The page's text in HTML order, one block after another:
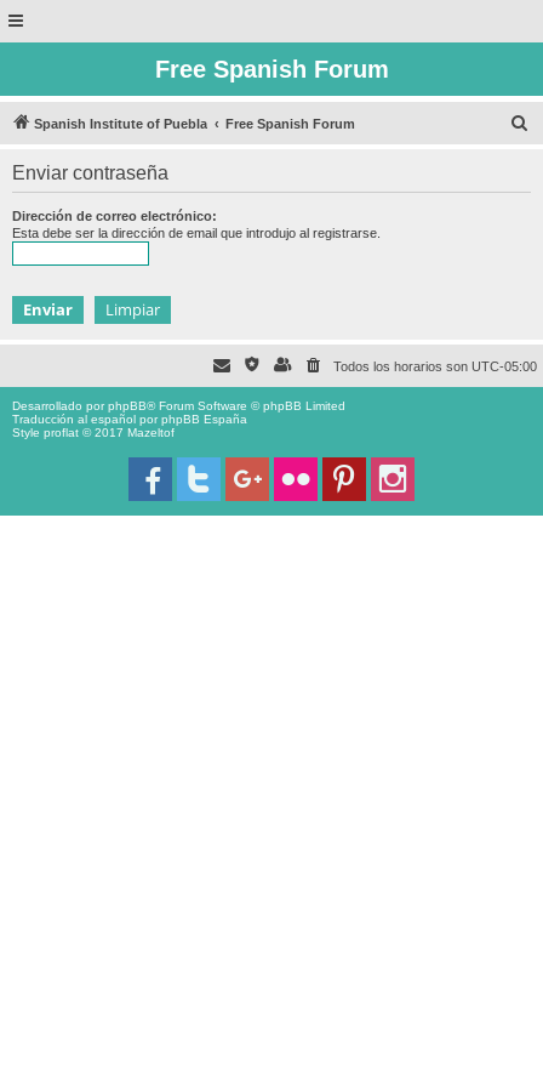
Free Spanish Forum
Spanish Institute of Puebla Free Spanish Forum
Enviar contraseña
Dirección de correo electrónico:
Esta debe ser la dirección de email que introdujo al registrarse.
Todos los horarios son UTC-05:00
Desarrollado porphpBB® Forum Software © phpBB Limited
Traducción al español porphpBB España
Style proflat © 2017 Mazeltof